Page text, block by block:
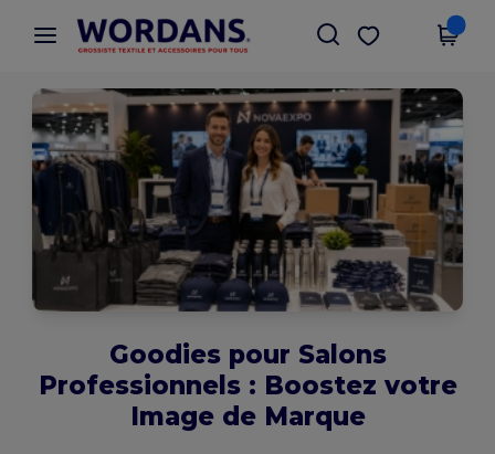
× Appli Wordans
Meilleurs prix sur l’app !
Obtenir l'appli
Goodies pour Salons
Professionnels : Boostez votre
Image de Marque